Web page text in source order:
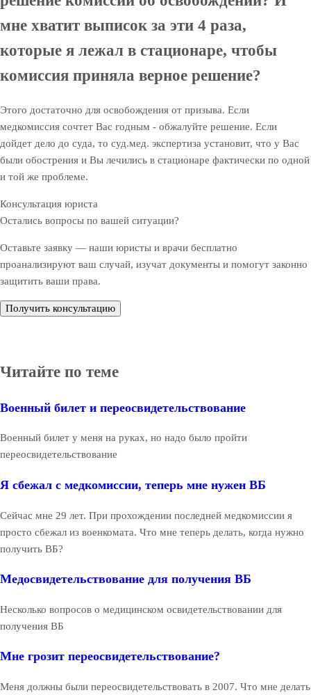
мне хватит выписок за эти 4 раза,
которые я лежал в стационаре, чтобы
комиссия приняла верное решение?
Этого достаточно для освобождения от призыва. Если
медкомиссия сочтет Вас годным - обжалуйте решение. Если
дойдет дело до суда, то суд.мед. экспертиза установит, что у Вас
были обострения и Вы лечились в стационаре фактически по одной
и той же проблеме.
Консультация юриста
Остались вопросы по вашей ситуации?
Оставьте заявку — наши юристы и врачи бесплатно
проанализируют ваш случай, изучат документы и помогут законно
защитить ваши права.
Получить консультацию
Читайте по теме
Военный билет и переосвидетельствование
Военный билет у меня на руках, но надо было пройти
переосвидетельствование
Я сбежал с медкомиссии, теперь мне нужен ВБ
Сейчас мне 29 лет. При прохождении последней медкомиссии я
просто сбежал из военкомата. Что мне теперь делать, когда нужно
получить ВБ?
Медосвидетельствование для получения ВБ
Несколько вопросов о медицинском освидетельствовании для
получения ВБ
Мне грозит переосвидетельствование?
Меня должны были переосвидетельствовать в 2007. Что мне делать